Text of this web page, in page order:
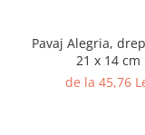
Accesorii metalice
Accesorii metalice
Pavaj Alegria, dreptunghi
21 x 14 cm
de la 45,76